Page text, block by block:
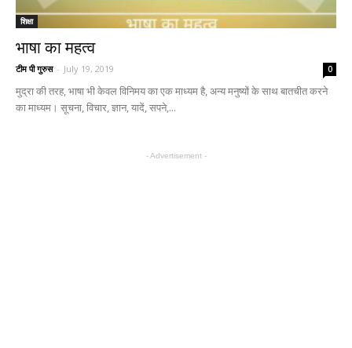
शिक्षा
भाषा का महत्व
टीम पी गुरुस - July 19, 2019 0
मुद्रा की तरह, भाषा भी केवल विनिमय का एक माध्यम है, अन्य मनुष्यों के साथ बातचीत करने
का माध्यम। सूचना, विचार, ज्ञान, यादें, सपने,...
- Advertisement -